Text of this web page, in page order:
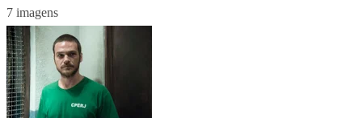
7 imagens